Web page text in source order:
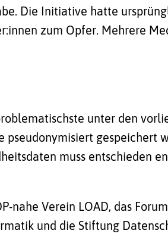
Die Initiative hatte
zum Opfer. Mehrere
unter den
pseudonymisiert gespeichert
muss entschieden
nahe Verein LOAD, das Forum
und die Stiftung